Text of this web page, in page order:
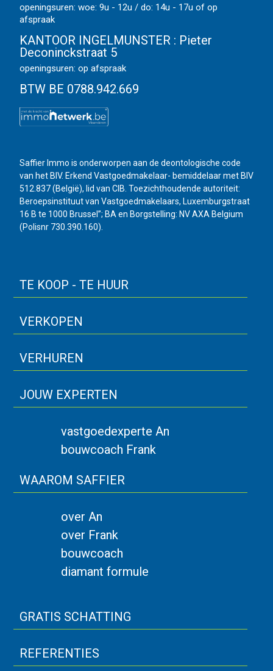
openingsuren: woe: 9u - 12u / do: 14u - 17u of op
afspraak
KANTOOR INGELMUNSTER : Pieter
Deconinckstraat 5
openingsuren: op afspraak
BTW BE 0788.942.669
Saffier Immo is onderworpen aan de deontologische code
van het BIV. Erkend Vastgoedmakelaar- bemiddelaar met BIV
512.837 (België), lid van CIB. Toezichthoudende autoriteit:
Beroepsinstituut van Vastgoedmakelaars, Luxemburgstraat
16 B te 1000 Brussel”; BA en Borgstelling: NV AXA Belgium
(Polisnr 730.390.160).
TE KOOP - TE HUUR
VERKOPEN
VERHUREN
JOUW EXPERTEN
vastgoedexperte An
bouwcoach Frank
WAAROM SAFFIER
over An
over Frank
bouwcoach
diamant formule
GRATIS SCHATTING
REFERENTIES